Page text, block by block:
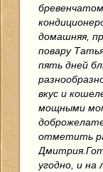
домашняя,
повару
пять дней
вкус и
мощными
отметить
угодно, и на